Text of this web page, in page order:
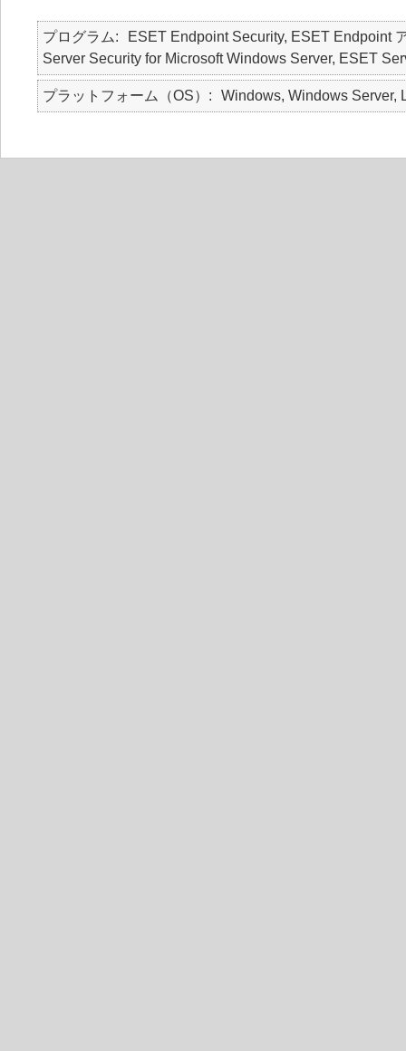
プログラム
ESET Endpoint Security, ESET Endpoint
Server Security for Microsoft Windows Server, ESET
プラットフォーム（OS） Windows, Windows Server,